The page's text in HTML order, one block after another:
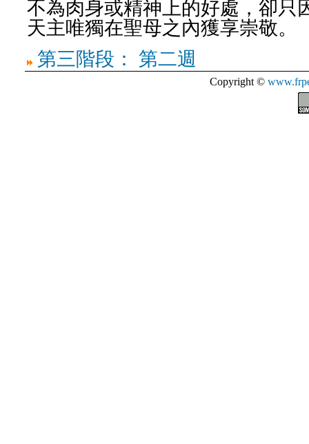
不為肉身或精神上的好處，卻只
天主唯獨在聖母之內獲享崇敬。
第三階段： 第二週
Copyright ©